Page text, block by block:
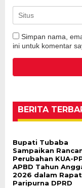
Simpan nama,
ini untuk komentar
BERITA
Bupati Tubaba
Sampaikan
Perubahan KUA-
APBD Tahun
2026 dalam Rapat
Paripurna DPRD